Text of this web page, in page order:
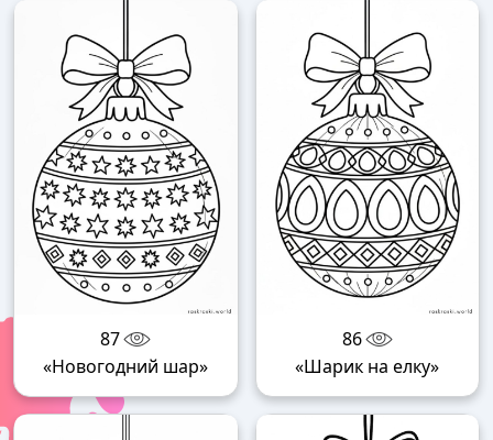
87
«Новогодний шар»
86
«Шарик на елку»